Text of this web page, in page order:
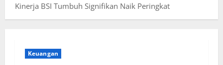
Kinerja BSI Tumbuh Signifikan Naik Peringkat
Keuangan